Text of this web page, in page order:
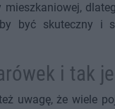
być skuteczny i
i tak
uwagę, że wiele